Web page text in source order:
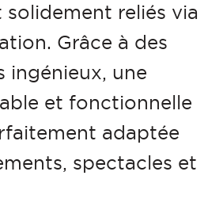
reliés via
Grâce à des
ingénieux, une
et fonctionnelle
adaptée
spectacles et